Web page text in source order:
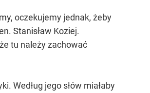
oczekujemy jednak, żeby
Stanisław Koziej.
tu należy zachować
Według jego słów miałaby